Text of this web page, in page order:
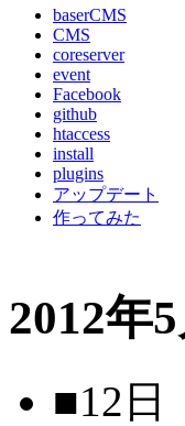
baserCMS
CMS
coreserver
event
Facebook
github
htaccess
install
plugins
アップデート
作ってみた
2012年
■12日